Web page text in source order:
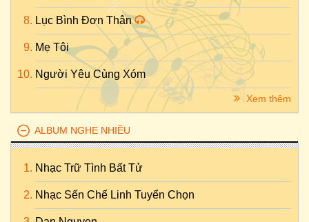
Lục Bình Đơn Thân
Mẹ Tôi
Người Yêu Cùng Xóm
Xem thêm
ALBUM NGHE NHIỀU
Nhạc Trữ Tình Bất Tử
Nhạc Sến Chế Linh Tuyển Chọn